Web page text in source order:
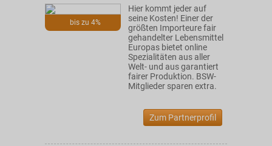
bis zu 4%
Hier kommt jeder auf
seine Kosten! Einer der
größten Importeure fair
gehandelter Lebensmittel
Europas bietet online
Spezialitäten aus aller
Welt- und aus garantiert
fairer Produktion. BSW-
Mitglieder sparen extra.
Zum Partnerprofil